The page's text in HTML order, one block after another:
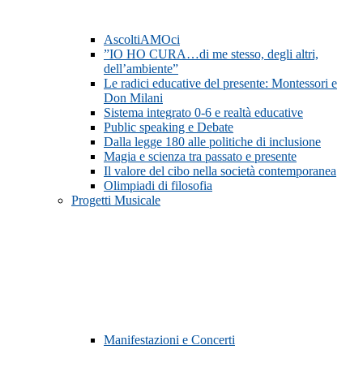
AscoltiAMOci
”IO HO CURA…di me stesso, degli altri,
dell’ambiente”
Le radici educative del presente: Montessori e
Don Milani
Sistema integrato 0-6 e realtà educative
Public speaking e Debate
Dalla legge 180 alle politiche di inclusione
Magia e scienza tra passato e presente
Il valore del cibo nella società contemporanea
Olimpiadi di filosofia
Progetti Musicale
Manifestazioni e Concerti